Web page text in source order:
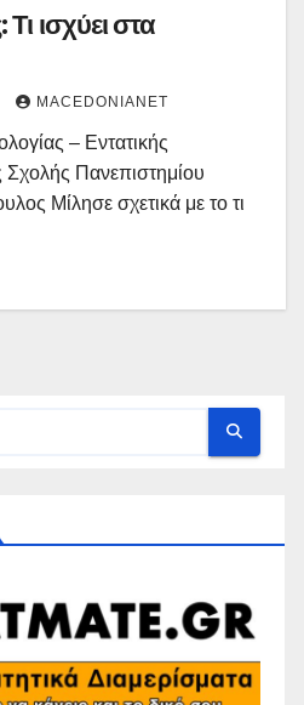
ισχύει στα
MACEDONIANET
– Εντατικής
Σχολής Πανεπιστημίου
Μίλησε σχετικά με το τι